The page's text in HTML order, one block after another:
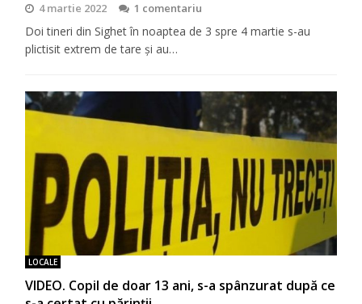
4 martie 2022 1 comentariu
Doi tineri din Sighet în noaptea de 3 spre 4 martie s-au
plictisit extrem de tare și au…
LOCALE
VIDEO. Copil de doar 13 ani, s-a spânzurat după ce